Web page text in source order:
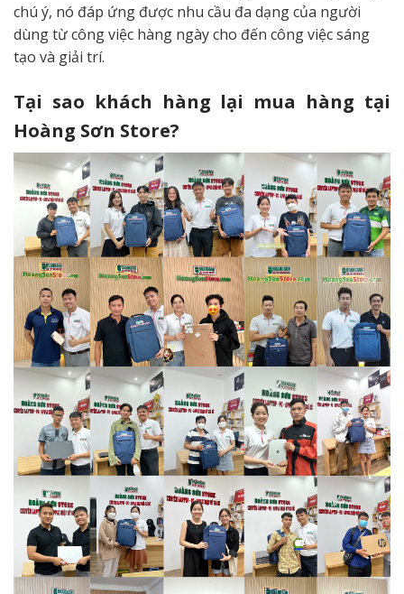
chú ý, nó đáp ứng được nhu cầu đa dạng của người
dùng từ công việc hàng ngày cho đến công việc sáng
tạo và giải trí.
Tại sao khách hàng lại mua hàng tại
Hoàng Sơn Store?